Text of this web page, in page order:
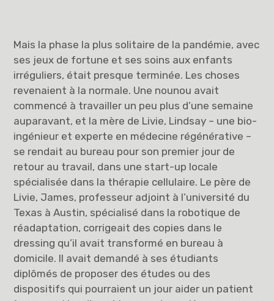
Mais la phase la plus solitaire de la pandémie, avec
ses jeux de fortune et ses soins aux enfants
irréguliers, était presque terminée. Les choses
revenaient à la normale. Une nounou avait
commencé à travailler un peu plus d’une semaine
auparavant, et la mère de Livie, Lindsay – une bio-
ingénieur et experte en médecine régénérative –
se rendait au bureau pour son premier jour de
retour au travail, dans une start-up locale
spécialisée dans la thérapie cellulaire. Le père de
Livie, James, professeur adjoint à l’université du
Texas à Austin, spécialisé dans la robotique de
réadaptation, corrigeait des copies dans le
dressing qu’il avait transformé en bureau à
domicile. Il avait demandé à ses étudiants
diplômés de proposer des études ou des
dispositifs qui pourraient un jour aider un patient